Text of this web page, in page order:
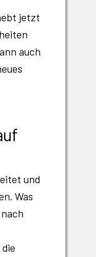
jetzt
auch
und
Was